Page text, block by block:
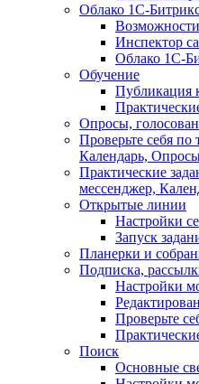
Облако 1С-
Инспектор
Облако 1С-
Обучение
Публикация
Опросы,
Проверьте себя
Календарь,
Практические
мессенджер,
Открытые линии
Настройки
Запуск
Планерки и
Подписка,
Настройки
Проверьте
Поиск
Основные